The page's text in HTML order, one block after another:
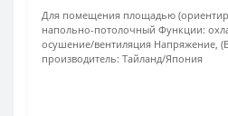
Для помещения площадью
напольно-потолочный Функции:
осушение/вентиляция Напряжение,
производитель: Тайланд/Япония